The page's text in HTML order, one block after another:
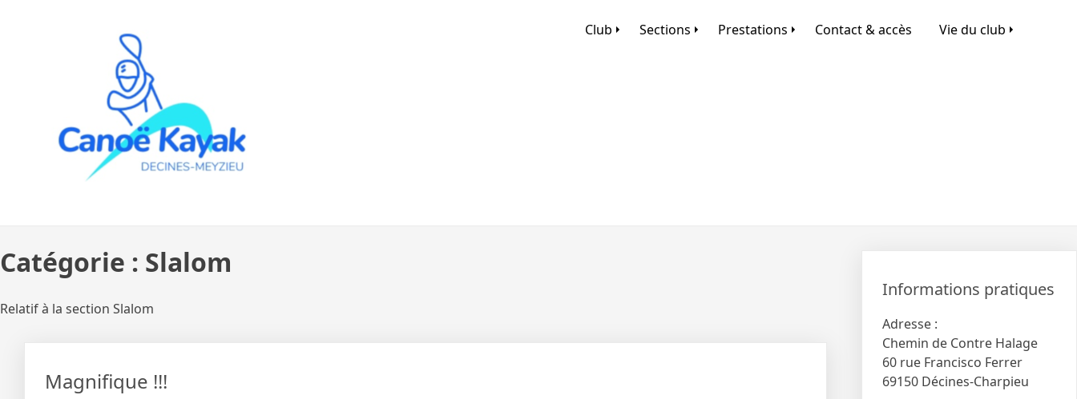
Club Sections Prestations Contact & accès Vie du club
Catégorie : Slalom
Relatif à la section Slalom
Magnifique !!!
Informations pratiques
Adresse :
Chemin de Contre Halage
60 rue Francisco Ferrer
69150 Décines-Charpieu